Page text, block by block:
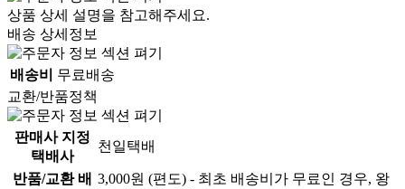
상품 상세 설명을 참고해주세요.
배송 상세정보
배송비
무료배송
교환/반품정책
판매사 지정
택배사
천일택배
반품/교환 배 3,000원 (편도) - 최초 배송비가 무료인 경우, 왕